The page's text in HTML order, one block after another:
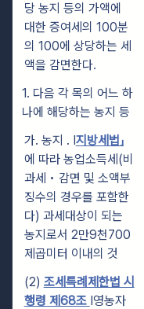
당 농지 등의 가액에
대한 증여세의 100분
의 100에 상당하는 세
액을 감면한다.
1. 다음 각 목의 어느 하
나에 해당하는 농지 등
가. 농지 . I지방세법」
에 따라 농업소득세(비
과세 • 감면 및 소액부
징수의 경우를 포함한
다) 과세대상이 되는
농지로서 2만9천700
제곱미터 이내의 것
(2) 조세특례제한법 시
행령 제68조 I영농자